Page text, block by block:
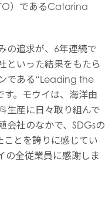
）であるCatarina
の追求が、6年連続で
といった結果をもたら
である“Leading the
。モウイは、海洋由
生産に日々取り組んで
会社のなかで、SDGsの
ことを誇りに感じてい
の全従業員に感謝しま